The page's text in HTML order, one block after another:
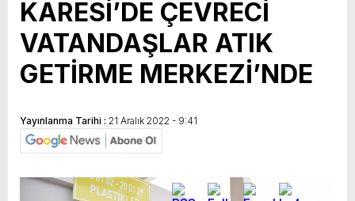
KARESİ’DE ÇEVRECİ
VATANDAŞLAR ATIK
GETİRME MERKEZİ’NDE
Yayınlanma Tarihi : 21 Aralık 2022 - 9:41